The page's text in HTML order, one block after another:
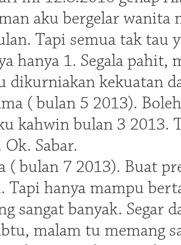
aku bergelar
Tapi semua tak tau
hanya 1. Segala pahit,
dikurniakan kekuatan
( bulan 5 2013).
kahwin bulan 3 2013.
Sabar.
( bulan 7 2013). Buat
hanya mampu
sangat banyak. Segar
malam tu memang